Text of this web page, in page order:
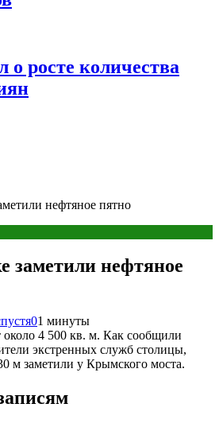
росте количества
нефтяное пятно
заметили нефтяное
01 минуты
около 4 500 кв. м. Как сообщили
экстренных служб столицы,
м заметили у Крымского моста.